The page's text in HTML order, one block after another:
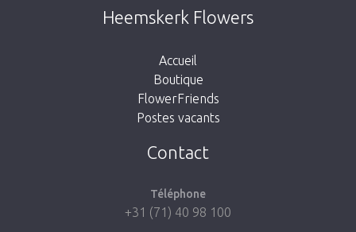
Cette page n’existe pas. Cliquez sur le lien
suivant pour retourner à la boutique.
Heemskerk Flowers
Accueil
Boutique
FlowerFriends
Postes vacants
Contact
Téléphone
+31 (71) 40 98 100